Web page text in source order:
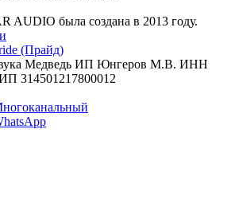
AUDIO была создана в 2013 году.
(Прайд)
Медведь ИП Юнгеров М.В. ИНН
314501217800012